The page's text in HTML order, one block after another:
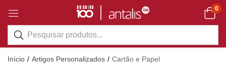
0
Início Artigos Personalizados Cartão e Papel